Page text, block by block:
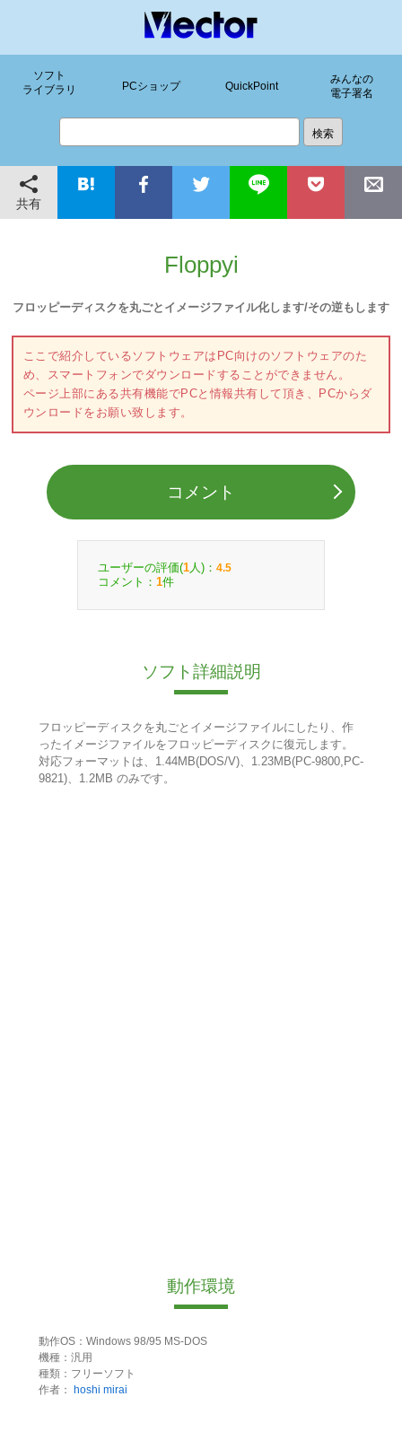
ソフト
ライブラリ
PCショップ QuickPoint
みんなの
電子署名
共有
Floppyi
フロッピーディスクを丸ごとイメージファイル化します/その逆もします
ここで紹介しているソフトウェアはPC向けのソフトウェアのた
め、スマートフォンでダウンロードすることができません。
ページ上部にある共有機能でPCと情報共有して頂き、PCからダ
ウンロードをお願い致します。
コメント
ユーザーの評価(1 人)： 4.5
コメント： 1件
ソフト詳細説明
フロッピーディスクを丸ごとイメージファイルにしたり、作
ったイメージファイルをフロッピーディスクに復元します。
対応フォーマットは、1.44MB(DOS/V)、1.23MB(PC-9800,PC-
9821)、1.2MB のみです。
動作環境
動作OS：Windows 98/95 MS-DOS
機種：汎用
種類：フリーソフト
作者：
hoshi mirai